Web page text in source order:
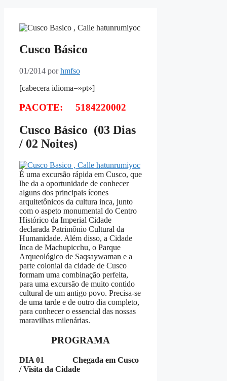
Cusco Básico
01/2014 porhmfso
[cabecera idioma=»pt»]
PACOTE: 5184220002
Cusco Básico (03 Dias
/ 02 Noites)
É uma excursão rápida em Cusco, que
lhe da a oportunidade de conhecer
alguns dos principais ícones
arquitetônicos da cultura inca, junto
com o aspeto monumental do Centro
Histórico da Imperial Cidade
declarada Patrimônio Cultural da
Humanidade. Além disso, a Cidade
Inca de Machupicchu, o Parque
Arqueológico de Saqsaywaman e a
parte colonial da cidade de Cusco
formam uma combinação perfeita,
para uma excursão de muito contido
cultural de um antigo povo. Precisa-se
de uma tarde e de outro dia completo,
para conhecer o essencial das nossas
maravilhas milenárias.
PROGRAMA
DIA 01 Chegada em Cusco
/ Visita da Cidade